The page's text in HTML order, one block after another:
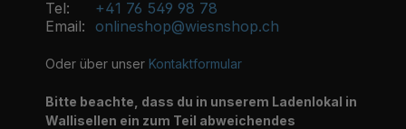
Tel:
+41 76 549 98 78
Email: onlineshop@wiesnshop.ch
Oder über unser Kontaktformular
Bitte beachte, dass du in unserem Ladenlokal in
Wallisellen ein zum Teil abweichendes